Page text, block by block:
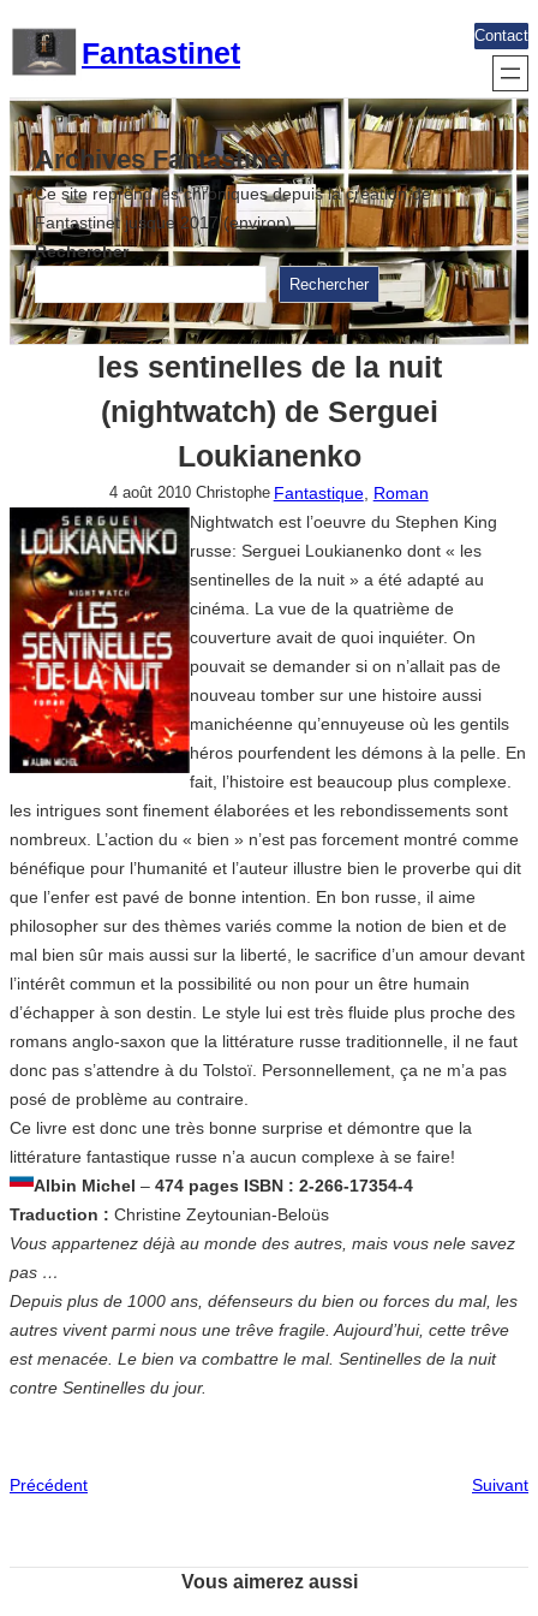
contenu
Fantastinet
Contact
Archives Fantastinet
Ce site reprend les chroniques depuis la création de
Fantastinet jusque 2017 (environ)
Rechercher
Rechercher
les sentinelles de la nuit
(nightwatch) de Serguei
Loukianenko
4 août 2010 Christophe Fantastique, Roman
Nightwatch est l’oeuvre du Stephen King
russe: Serguei Loukianenko dont « les
sentinelles de la nuit » a été adapté au
cinéma. La vue de la quatrième de
couverture avait de quoi inquiéter. On
pouvait se demander si on n’allait pas de
nouveau tomber sur une histoire aussi
manichéenne qu’ennuyeuse où les gentils
héros pourfendent les démons à la pelle. En
fait, l’histoire est beaucoup plus complexe.
les intrigues sont finement élaborées et les rebondissements sont
nombreux. L’action du « bien » n’est pas forcement montré comme
bénéfique pour l’humanité et l’auteur illustre bien le proverbe qui dit
que l’enfer est pavé de bonne intention. En bon russe, il aime
philosopher sur des thèmes variés comme la notion de bien et de
mal bien sûr mais aussi sur la liberté, le sacrifice d’un amour devant
l’intérêt commun et la possibilité ou non pour un être humain
d’échapper à son destin. Le style lui est très fluide plus proche des
romans anglo-saxon que la littérature russe traditionnelle, il ne faut
donc pas s’attendre à du Tolstoï. Personnellement, ça ne m’a pas
posé de problème au contraire.
Ce livre est donc une très bonne surprise et démontre que la
littérature fantastique russe n’a aucun complexe à se faire!
Albin Michel – 474 pages ISBN : 2-266-17354-4
Traduction : Christine Zeytounian-Beloüs
Vous appartenez déjà au monde des autres, mais vous nele savez
pas …
Depuis plus de 1000 ans, défenseurs du bien ou forces du mal, les
autres vivent parmi nous une trêve fragile. Aujourd’hui, cette trêve
est menacée. Le bien va combattre le mal. Sentinelles de la nuit
contre Sentinelles du jour.
Précédent Suivant
Vous aimerez aussi